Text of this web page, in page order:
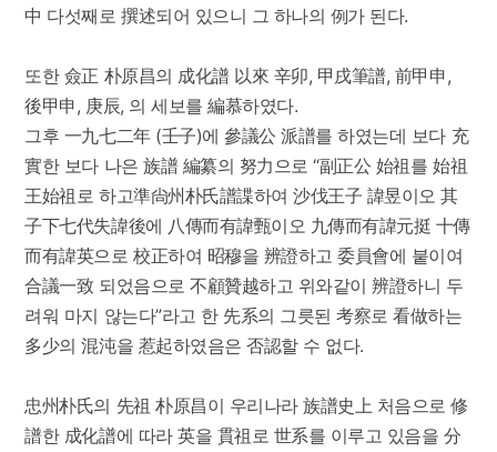
中 다섯째로 撰述되어 있으니 그 하나의 例가 된다.
또한 僉正 朴原昌의 成化譜 以來 辛卯, 甲戌筆譜, 前甲申,
後甲申, 庚辰, 의 세보를 編慕하였다.
그후 一九七二年 (壬子)에 參議公 派譜를 하였는데 보다 充
實한 보다 나은 族譜 編纂의 努力으로 “副正公 始祖를 始祖
王始祖로 하고準尙州朴氏譜諜하여 沙伐王子 諱昱이오 其
子下七代失諱後에 八傳而有諱甄이오 九傳而有諱元挺 十傳
而有諱英으로 校正하여 昭穆을 辨證하고 委員會에 붙이여
合議一致 되었음으로 不顧贊越하고 위와같이 辨證하니 두
려워 마지 않는다”라고 한 先系의 그릇된 考察로 看做하는
多少의 混沌을 惹起하였음은 否認할 수 없다.
忠州朴氏의 先祖 朴原昌이 우리나라 族譜史上 처음으로 修
譜한 成化譜에 따라 英을 貫祖로 世系를 이루고 있음을 分